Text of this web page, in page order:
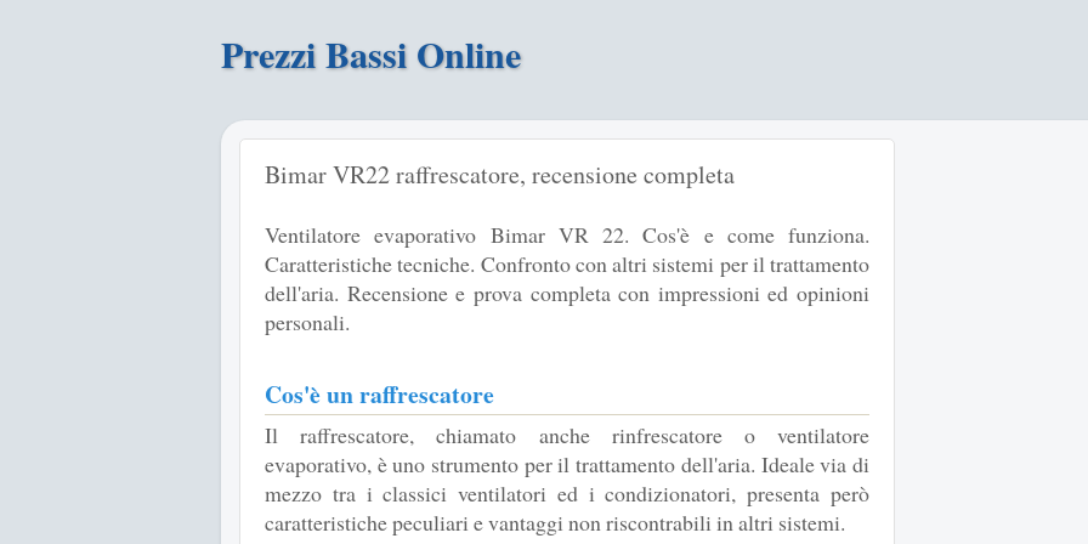
Prezzi Bassi Online
Bimar VR22 raffrescatore, recensione completa
Ventilatore evaporativo Bimar VR 22. Cos'è e come funziona.
Caratteristiche tecniche. Confronto con altri sistemi per il trattamento
dell'aria. Recensione e prova completa con impressioni ed opinioni
personali.
Cos'è un raffrescatore
Il raffrescatore, chiamato anche rinfrescatore o ventilatore
evaporativo, è uno strumento per il trattamento dell'aria. Ideale via di
mezzo tra i classici ventilatori ed i condizionatori, presenta però
caratteristiche peculiari e vantaggi non riscontrabili in altri sistemi.